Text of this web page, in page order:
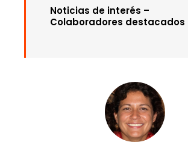
Noticias de interés –
Colaboradores destacados